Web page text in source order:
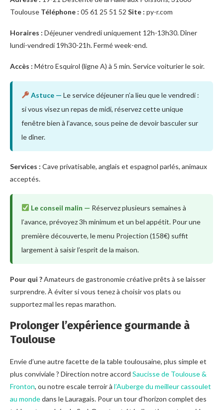
Toulouse Téléphone : 05 61 25 51 52 Site : py-r.com
Horaires : Déjeuner vendredi uniquement 12h-13h30. Dîner
lundi-vendredi 19h30-21h. Fermé week-end.
Accès : Métro Esquirol (ligne A) à 5 min. Service voiturier le soir.
Astuce — Le service déjeuner n’a lieu que le vendredi :
si vous visez un repas de midi, réservez cette unique
fenêtre bien à l’avance, sous peine de devoir basculer sur
le dîner.
Services : Cave privatisable, anglais et espagnol parlés, animaux
acceptés.
Le conseil malin — Réservez plusieurs semaines à
l’avance, prévoyez 3h minimum et un bel appétit. Pour une
première découverte, le menu Projection (158€) suffit
largement à saisir l’esprit de la maison.
Pour qui ?Amateurs de gastronomie créative prêts à se laisser
surprendre. À éviter si vous tenez à choisir vos plats ou
supportez mal les repas marathon.
Prolonger l’expérience gourmande à
Toulouse
Envie d’une autre facette de la table toulousaine, plus simple et
plus conviviale ? Direction notre accord Saucisse de Toulouse &
Fronton, ou notre escale terroir à l’Auberge du meilleur cassoulet
au mondedans le Lauragais. Pour un tour d’horizon complet des